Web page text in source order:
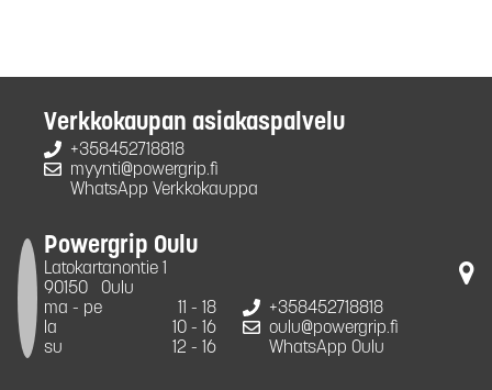
Verkkokaupan asiakaspalvelu
+358452718818
myynti@powergrip.fi
WhatsApp Verkkokauppa
Powergrip Oulu
Latokartanontie 1
90150
Oulu
ma - pe
11 - 18
la
10 - 16
su
12 - 16
+358452718818
oulu@powergrip.fi
WhatsApp Oulu